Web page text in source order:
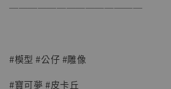
──────────────
#模型 #公仔 #雕像
#寶可夢 #皮卡丘